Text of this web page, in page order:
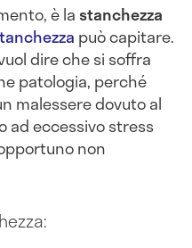
è lastanchezza
può capitare.
dire che si soffra
patologia, perché
malessere dovuto al
ad eccessivo stress
non